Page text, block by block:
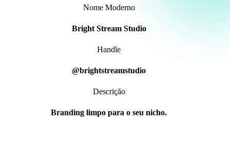
Nome Moderno
Bright Stream Studio
Handle
@brightstreamstudio
Descrição
Branding limpo para o seu nicho.